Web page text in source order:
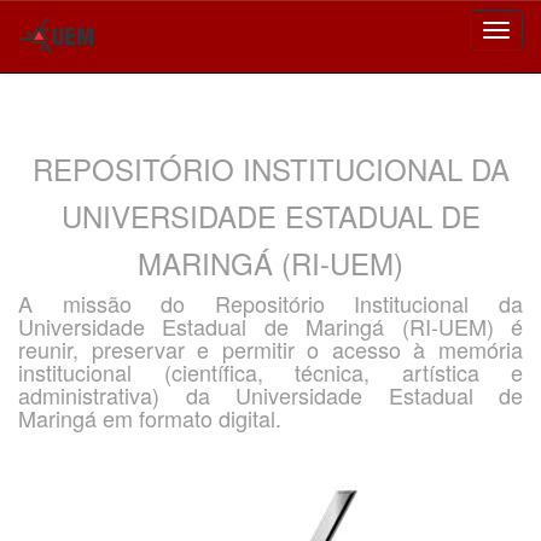
REPOSITÓRIO INSTITUCIONAL DA
UNIVERSIDADE ESTADUAL DE
MARINGÁ (RI-UEM)
A missão do Repositório Institucional da
Universidade Estadual de Maringá (RI-UEM) é
reunir, preservar e permitir o acesso à memória
institucional (científica, técnica, artística e
administrativa) da Universidade Estadual de
Maringá em formato digital.